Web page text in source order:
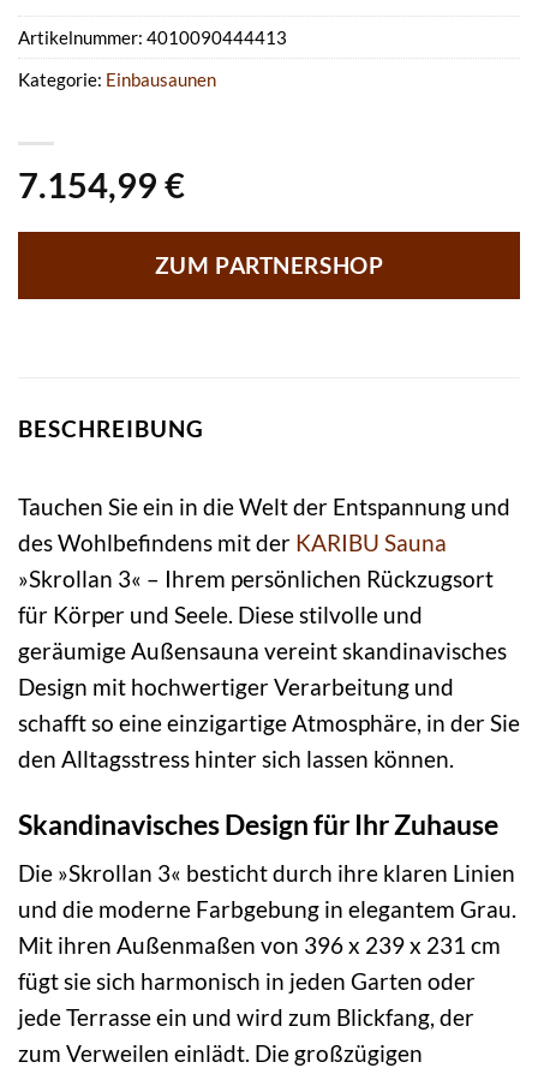
7.154,99 €
ZUM PARTNERSHOP
Artikelnummer: 4010090444413
Kategorie: Einbausaunen
BESCHREIBUNG
Tauchen Sie ein in die Welt der Entspannung und
des Wohlbefindens mit der KARIBU Sauna
»Skrollan 3« – Ihrem persönlichen Rückzugsort
für Körper und Seele. Diese stilvolle und
geräumige Außensauna vereint skandinavisches
Design mit hochwertiger Verarbeitung und
schafft so eine einzigartige Atmosphäre, in der Sie
den Alltagsstress hinter sich lassen können.
Skandinavisches Design für Ihr Zuhause
Die »Skrollan 3« besticht durch ihre klaren Linien
und die moderne Farbgebung in elegantem Grau.
Mit ihren Außenmaßen von 396 x 239 x 231 cm
fügt sie sich harmonisch in jeden Garten oder
jede Terrasse ein und wird zum Blickfang, der
zum Verweilen einlädt. Die großzügigen